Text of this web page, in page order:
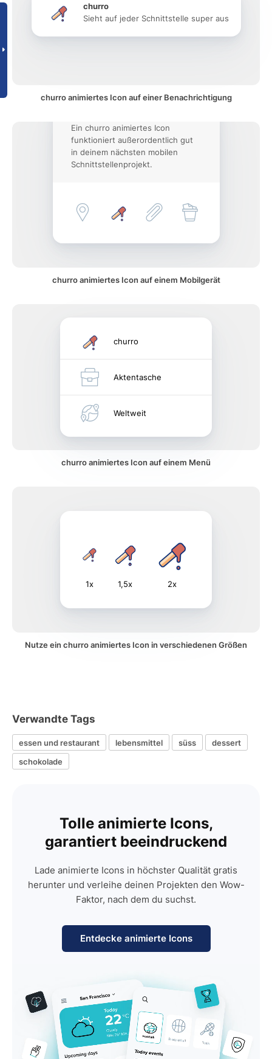
churro
Sieht auf jeder Schnittstelle super aus
churro animiertes Icon auf einer Benachrichtigung
Ein churro animiertes Icon
funktioniert außerordentlich gut
in deinem nächsten mobilen
Schnittstellenprojekt.
churro animiertes Icon auf einem Mobilgerät
churro
Aktentasche
Weltweit
churro animiertes Icon auf einem Menü
1x 1,5x 2x
Nutze ein churro animiertes Icon in verschiedenen Größen
Verwandte Tags
essen und restaurant lebensmittel süss
dessert
schokolade
Tolle animierte Icons,
garantiert beeindruckend
Lade animierte Icons in höchster Qualität gratis
herunter und verleihe deinen Projekten den Wow-
Faktor, nach dem du suchst.
Entdecke animierte Icons